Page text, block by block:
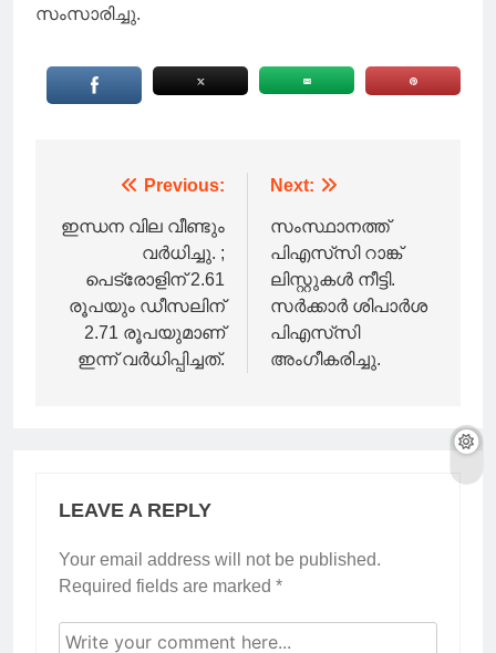
സംസാരിച്ചു.
navigation
Previous:
ഇന്ധന വില വീണ്ടും
വർധിച്ചു. ;
പെട്രോളിന് 2.61
രൂപയും ഡീസലിന്
2.71 രൂപയുമാണ്
ഇന്ന് വർധിപ്പിച്ചത്.
Next:
സംസ്ഥാനത്ത്
പിഎസ്‌സി റാങ്ക്
ലിസ്റ്റുകൾ നീട്ടി.
സർക്കാർ ശിപാർശ
പിഎസ്‌സി
അംഗീകരിച്ചു.
LEAVE A REPLY
Your email address will not be published.
Required fields are marked *